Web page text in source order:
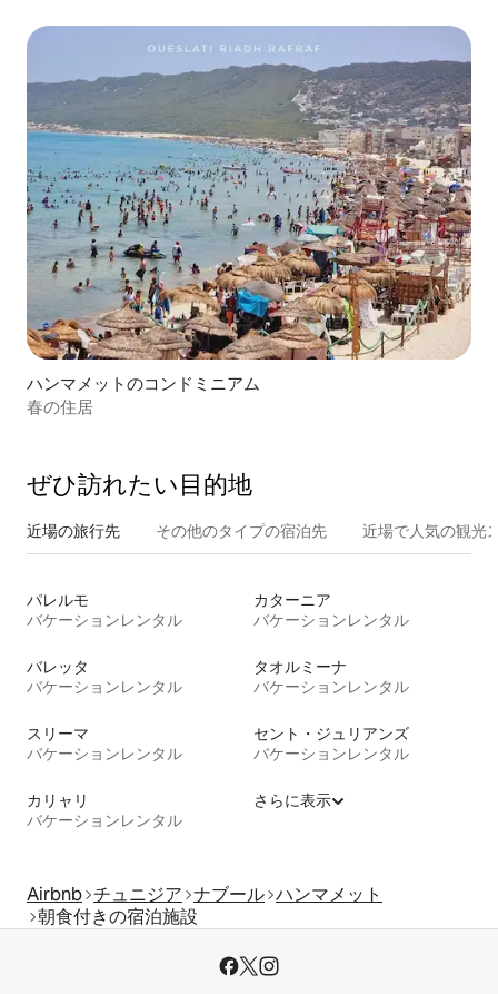
ハンマメットのコンドミニアム
春の住居
ぜひ訪⁠れ⁠た⁠い目⁠的⁠地
近場の旅行先 その他のタ⁠イ⁠プ⁠の宿⁠泊⁠先 近場で人気の観光
パレルモ
バケーションレンタル
カターニア
バケーションレンタル
バレッタ
バケーションレンタル
タオルミーナ
バケーションレンタル
スリーマ
バケーションレンタル
セント・ジュリアンズ
バケーションレンタル
カリャリ
バケーションレンタル
さらに表示
Airbnb チュニジア ナブール ハンマメット
朝食付きの宿泊施設